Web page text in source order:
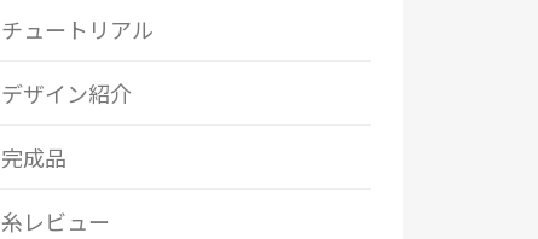
チュートリアル
デザイン紹介
完成品
糸レビュー